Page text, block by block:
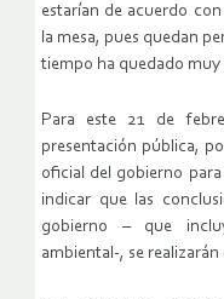
estarían de acuerdo
la mesa, pues quedan
tiempo ha quedado muy
Para este 21 de
presentación pública,
oficial del gobierno
indicar que las
gobierno – que
ambiental-, se